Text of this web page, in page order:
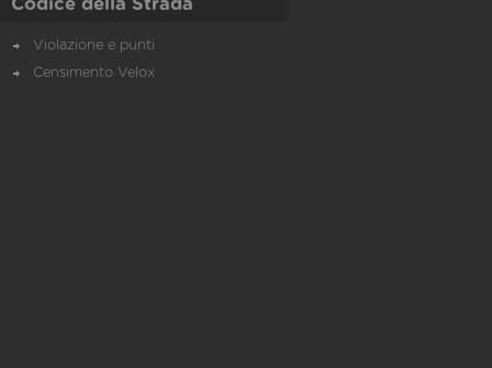
Codice della Strada
Violazione e punti
Censimento Velox